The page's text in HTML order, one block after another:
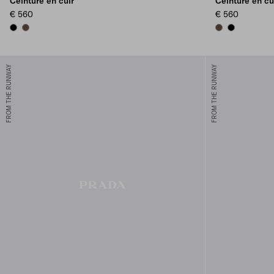
€ 560
BLACKCOCOA BROWN
€ 560
COCOA BROWN
BLACK
FROM THE RUNWAY FROM THE RUNWAY